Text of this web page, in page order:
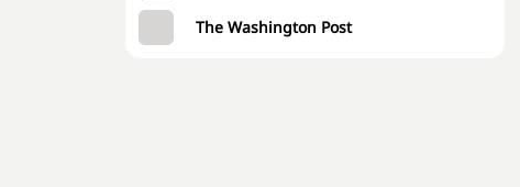
The Washington Post